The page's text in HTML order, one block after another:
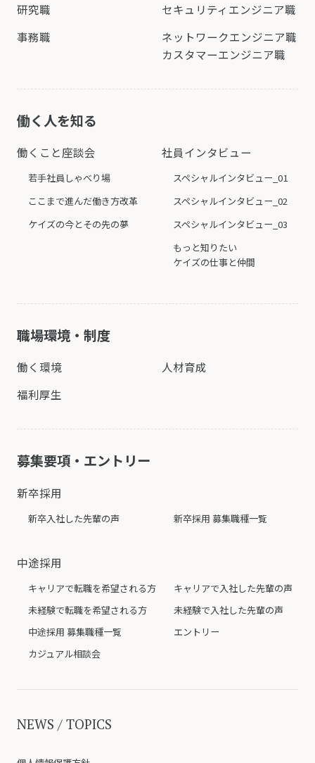
研究職
セキュリティエンジニア職
事務職
ネットワークエンジニア職
カスタマーエンジニア職
働く人を知る
働くこと座談会
若手社員しゃべり場
ここまで進んだ働き方改革
ケイズの今とその先の夢
社員インタビュー
スペシャルインタビュー_01
スペシャルインタビュー_02
スペシャルインタビュー_03
もっと知りたい
ケイズの仕事と仲間
職場環境・制度
働く環境
人材育成
福利厚生
募集要項・エントリー
新卒採用
新卒入社した先輩の声 新卒採用 募集職種一覧
中途採用
キャリアで転職を希望される方
キャリアで入社した先輩の声
未経験で転職を希望される方
未経験で入社した先輩の声
中途採用 募集職種一覧
エントリー
カジュアル相談会
NEWS / TOPICS